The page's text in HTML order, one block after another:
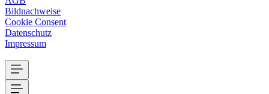
Bildnachweise
Cookie Consent
Datenschutz
Impressum